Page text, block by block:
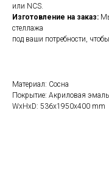
или NCS.
Изготовление на заказ:
стеллажа
под ваши потребности,
Материал: Сосна
Покрытие: Акриловая эмаль
WxHxD: 536x1950x400 mm